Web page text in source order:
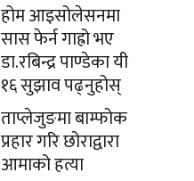
होम आइसोलेसनमा
सास फेर्न गाह्रो भए
डा.रबिन्द्र पाण्डेका यी
१६ सुझाव पढ्नुहोस्
ताप्लेजुङमा बाम्फोक
प्रहार गरि छोराद्वारा
आमाको हत्या